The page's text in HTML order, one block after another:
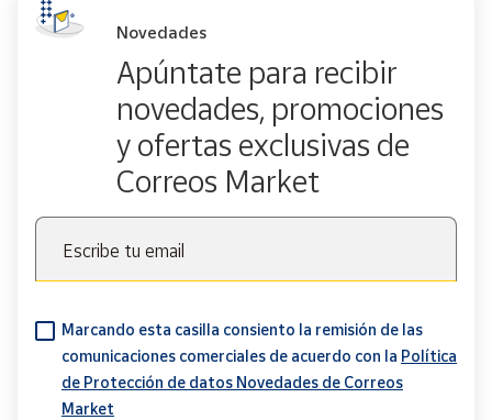
Novedades
Apúntate para recibir
novedades, promociones
y ofertas exclusivas de
Correos Market
Escribe tu email
Marcando esta casilla consiento la remisión de las
comunicaciones comerciales de acuerdo con la Política
de Protección de datos Novedades de Correos
Market